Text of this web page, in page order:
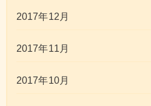
2017年12月
2017年11月
2017年10月